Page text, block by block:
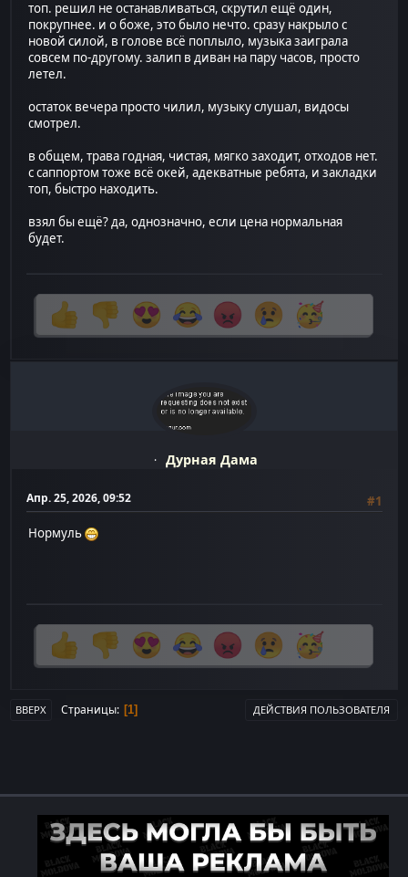
топ. решил не останавливаться, скрутил ещё один,
покрупнее. и о боже, это было нечто. сразу накрыло с
новой силой, в голове всё поплыло, музыка заиграла
совсем по-другому. залип в диван на пару часов, просто
летел.
остаток вечера просто чилил, музыку слушал, видосы
смотрел.
в общем, трава годная, чистая, мягко заходит, отходов нет.
с саппортом тоже всё окей, адекватные ребята, и закладки
топ, быстро находить.
взял бы ещё? да, однозначно, если цена нормальная
будет.
Дурная Дама
Апр. 25, 2026, 09:52
#1
Нормуль
ВВЕРХ Страницы 1 ДЕЙСТВИЯ ПОЛЬЗОВАТЕЛЯ